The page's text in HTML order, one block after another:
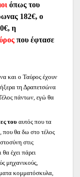
όπως του
182€, ο
η
που έφτασε
και ο Ταύρος έχουν
τη Δραπετσώνα
πάντων, εγώ θα
του αυτός που τα
που θα δω στο τέλος
στις
έχει πάρει
μηχανικούς,
κομματόσκυλα,